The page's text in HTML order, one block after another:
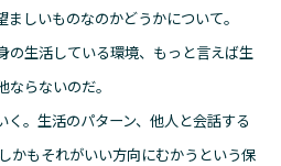
しいものなのかどうかについて。
生活している環境、もっと言えば生
らないのだ。
。生活のパターン、他人と会話する
もそれがいい方向にむかうという保